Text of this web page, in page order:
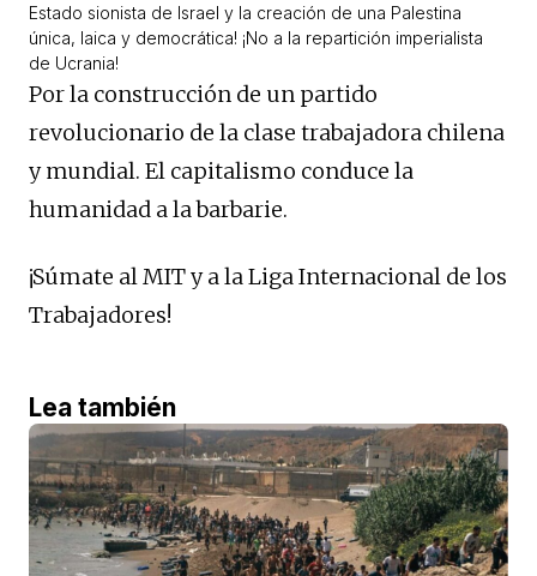
Estado sionista de Israel y la creación de una Palestina
única, laica y democrática! ¡No a la repartición imperialista
de Ucrania!
Por la construcción de un partido
revolucionario de la clase trabajadora chilena
y mundial. El capitalismo conduce la
humanidad a la barbarie.
¡Súmate al MIT y a la Liga Internacional de los
Trabajadores!
Lea también